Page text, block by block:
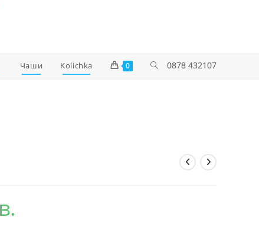
0878 432107
Чаши Kolichka 0